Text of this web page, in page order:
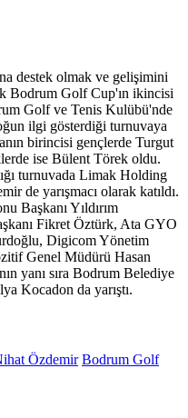
destek olmak ve gelişimini
Bodrum Golf Cup'ın ikincisi
Golf ve Tenis Kulübü'nde
ilgi gösterdiği turnuvaya
birincisi gençlerde Turgut
ise Bülent Törek oldu.
turnuvada Limak Holding
de yarışmacı olarak katıldı.
Başkanı Yıldırım
Fikret Öztürk, Ata GYO
Digicom Yönetim
Genel Müdürü Hasan
yanı sıra Bodrum Belediye
Kocadon da yarıştı.
Özdemir Bodrum Golf